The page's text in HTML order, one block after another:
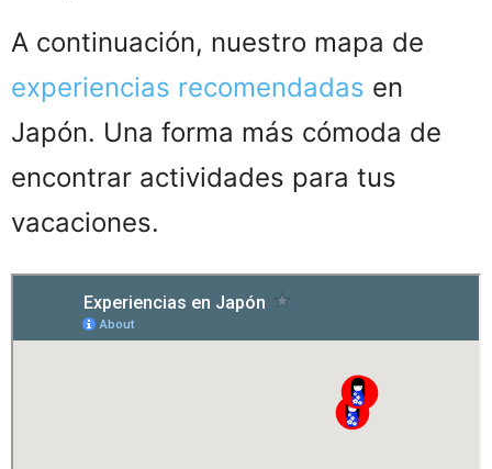
A continuación, nuestro mapa de
experiencias recomendadas en
Japón. Una forma más cómoda de
encontrar actividades para tus
vacaciones.